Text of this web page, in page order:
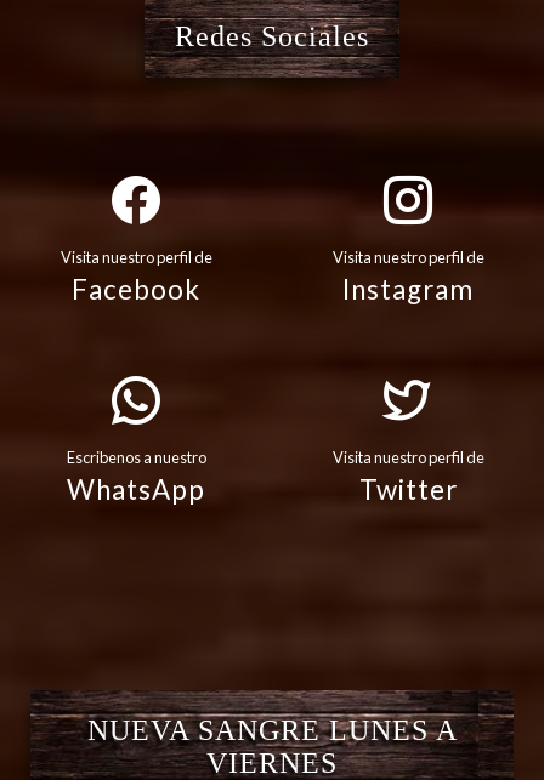
Redes Sociales
Visita nuestro perfil de
Facebook
Visita nuestro perfil de
Instagram
Escribenos a nuestro
WhatsApp
Visita nuestro perfil de
Twitter
NUEVA SANGRE LUNES A
VIERNES